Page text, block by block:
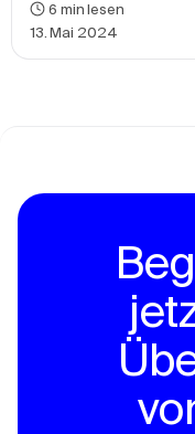
13. Mai 2024
6 min lesen